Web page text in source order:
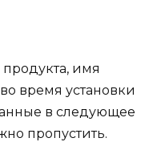
имя
время установки
в следующее
пропустить.